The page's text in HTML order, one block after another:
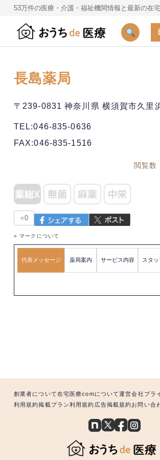
53万件の医療・介護・福祉機関情報と最新の在
長島薬局
〒239-0831 神奈川県 横須賀市久里
TEL:046-835-0636
FAX:046-835-1516
閲覧数
♥0
» マークについて
代表メッセージ 薬局案内 サービス内容 スタ
創業者について在宅医療comについて運営会社 プラ
利用規約掲載プラン利用規約 広告掲載規約お問い合